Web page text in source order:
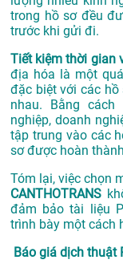
trong hồ sơ đều
trước khi gửi đi.
Tiết kiệm thời gian
địa hóa là một
đặc biệt với các
nhau. Bằng
nghiệp, doanh
tập trung vào các
sơ được hoàn
Tóm lại, việc chọn
CANTHOTRANS
đảm bảo tài liệu
trình bày một cách
Báo giá dịch